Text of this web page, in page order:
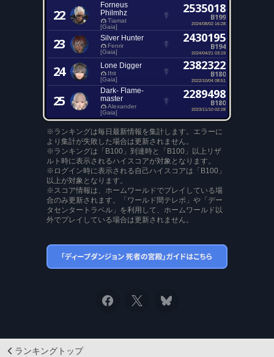
22
Forneus
Philmhz
Tiamat
[Gaia]
2535018
B199
2024/08/02 16:28
23 Silver Hunter
Fenrir
[Gaia]
2430195
B194
2024/04/21 03:19
24 Lone Digger
Ifrit
[Gaia]
2382322
B180
2022/10/04 08:51
25
Dark- Flame-
master
Alexander
[Gaia]
2289498
B180
2023/11/10 02:28
※ランキングは毎日最新情報を集計します。エラーに
より集計が失敗した場合は更新されません。
※ランキングは「B100」到達時と「B100」以上リザ
ルト時に表示されるハイスコアが対象となります。
※ログイン時に表示される自己ハイスコアは「B100」
以上が対象となります。
※スコア情報は、ホームワールドでプレイしている場
合のみ更新されます。「ワールド間テレポ」や「デー
タセンタートラベル」を利用して、ホームワールド以
外でプレイしている場合は更新されません。
ランキングトップ